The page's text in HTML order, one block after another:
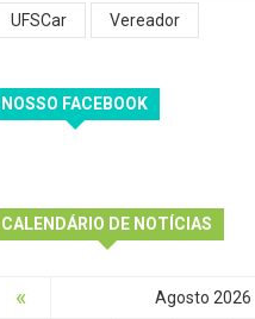
UFSCar Vereador
NOSSO FACEBOOK
CALENDÁRIO DE NOTÍCIAS
« Agosto 2026